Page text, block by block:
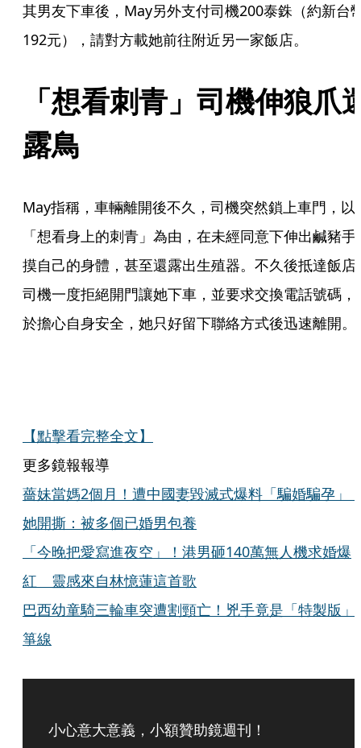
其男友下車後，May另外支付司機200泰銖（約新台
192元），請對方載她前往附近另一家飯店。
「想看刺青」司機伸狼爪
露鳥
May指稱，車輛離開後不久，司機突然鎖上車門，以
「想看身上的刺青」為由，在未經同意下伸出鹹豬手
摸自己的身體，甚至還露出生殖器。不久後抵達飯店
司機一度拒絕開門讓她下車，並要求交換電話號碼，
於擔心自身安全，她只好留下聯絡方式後迅速離開。
【點擊看完整全文】
更多鏡報報導
薔妹當媽2個月！遭中國妻毀滅式爆料「騙婚騙孕
她開撕：被多個已婚男包養
「今晚把愛寫進夜空」！港男砸140萬無人機求婚爆
紅 靈感來自林憶蓮這首歌
巴西幼童騎三輪車突遭割頸亡！兇手竟是「特製版」
箏線
小心意大意義，小額贊助鏡週刊！